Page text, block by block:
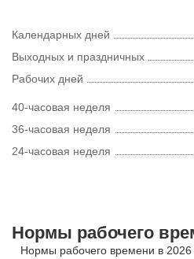
Календарных дней
Выходных и праздничных
Рабочих дней
40-часовая неделя
36-часовая неделя
24-часовая неделя
Нормы рабочего
Нормы рабочего времени в 2026